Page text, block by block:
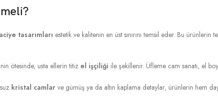
tasarımları estetik ve kalitenin en üst sınırını temsil eder. Bu ürünlerin
ötesinde, usta ellerin titiz el işçiliği ile şekillenir. Üfleme cam sanatı, el
kristal camlar ve gümüş ya da altın kaplama detaylar, ürünlerin hem